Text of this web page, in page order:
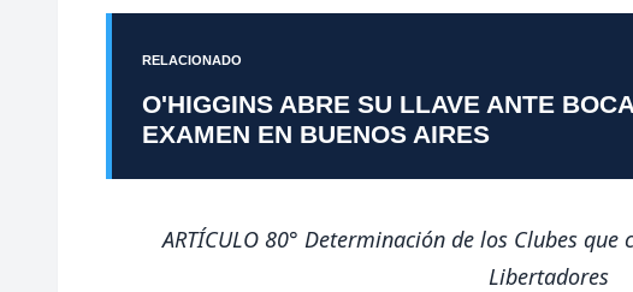
RELACIONADO
O'HIGGINS ABRE SU LLAVE ANTE
EXAMEN EN BUENOS AIRES
ARTÍCULO 80° Determinación de los Clubes
Libertadores